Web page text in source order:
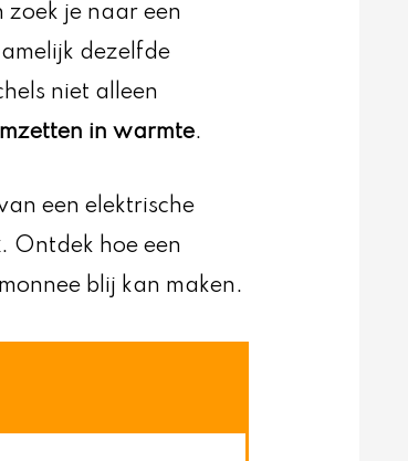
zoek je naar een
dezelfde
niet alleen
in warmte.
een elektrische
. Ontdek hoe een
blij kan maken.